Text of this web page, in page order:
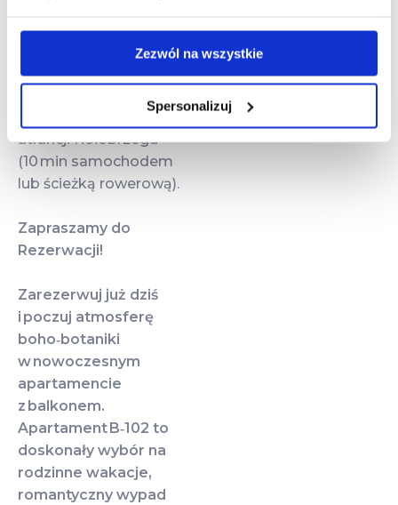
Zezwól na wszystkie
Spersonalizuj
Grzybowo łączy uroki
nadmorskiej
łatwym dostępem do
atrakcji Kołobrzegu
(10 min samochodem
lub ścieżką rowerową).
Zapraszamy do
Rezerwacji!
Zarezerwuj już dziś
i poczuj atmosferę
boho‑botaniki
w nowoczesnym
apartamencie
z balkonem.
Apartament B‑102 to
doskonały wybór na
rodzinne wakacje,
romantyczny wypad